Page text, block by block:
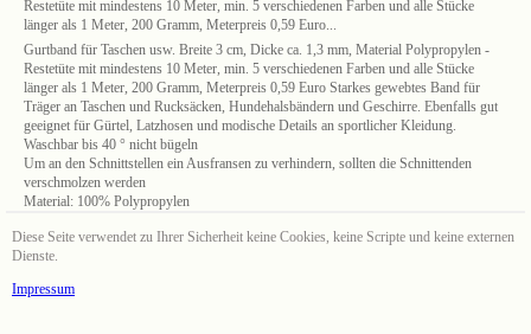
Restetüte mit mindestens 10 Meter, min. 5 verschiedenen Farben und alle Stücke
länger als 1 Meter, 200 Gramm, Meterpreis 0,59 Euro...
Gurtband für Taschen usw. Breite 3 cm, Dicke ca. 1,3 mm, Material Polypropylen -
Restetüte mit mindestens 10 Meter, min. 5 verschiedenen Farben und alle Stücke
länger als 1 Meter, 200 Gramm, Meterpreis 0,59 Euro Starkes gewebtes Band für
Träger an Taschen und Rucksäcken, Hundehalsbändern und Geschirre. Ebenfalls gut
geeignet für Gürtel, Latzhosen und modische Details an sportlicher Kleidung.
Waschbar bis 40 ° nicht bügeln
Um an den Schnittstellen ein Ausfransen zu verhindern, sollten die Schnittenden
verschmolzen werden
Material: 100% Polypropylen
Diese Seite verwendet zu Ihrer Sicherheit keine Cookies, keine Scripte und keine externen
Dienste.
Impressum